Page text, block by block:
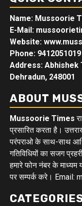
Name: Mussoorie
E-Mail:
Website:
Phone: 9412051019
Address: Abhishek
Dehradun, 248001
ABOUT
Mussoorie Times
प्रसारित करता है।
परंपराओ के साथ-साथ
गतिविधियों का सजग
हमारे फोन नंबर के
पर सम्पर्क करे। Email: